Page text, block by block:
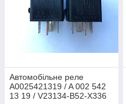
Автомобільне реле
A0025421319 / A 002 542
13 19 / V23134-B52-X336